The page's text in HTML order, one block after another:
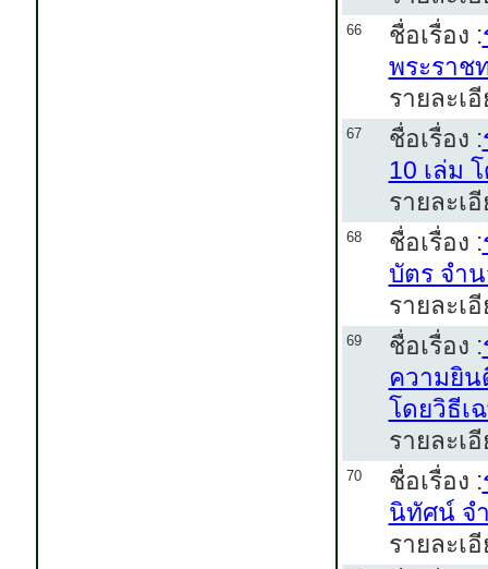
66 ชื่อเรื่อง :
พระราช
รายละเ
67 ชื่อเรื่อง :
10 เล่ม
รายละเ
68 ชื่อเรื่อง :
บัตร จำ
รายละเ
69 ชื่อเรื่อง :
ความยิ
โดยวิธีเ
รายละเ
70 ชื่อเรื่อง :
นิทัศน์ จ
รายละเ